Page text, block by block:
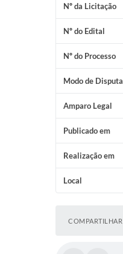
Nº da Licitação
Nº do Edital
Nº do Processo
Modo de Disputa
Amparo Legal
Publicado em
Realização em
Local
COMPARTILHAR